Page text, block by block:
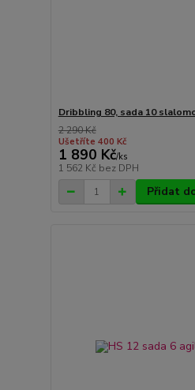
Dribbling 80, sada 10
2 290 Kč
Ušetříte 400 Kč
1 890 Kč/ks
1 562 Kč bez DPH
Přidat